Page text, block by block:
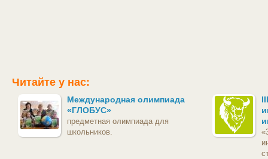
Читайте у нас:
Международная олимпиада
«ГЛОБУС»
предметная олимпиада для
школьников.